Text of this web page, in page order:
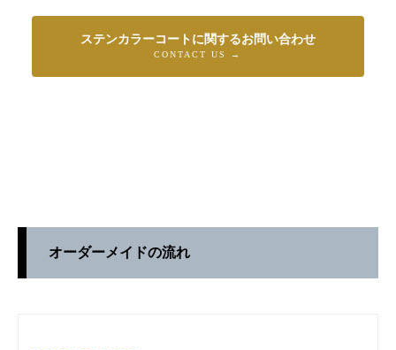
ステンカラーコートに関するお問い合わせ
CONTACT US →
オーダーメイドの流れ